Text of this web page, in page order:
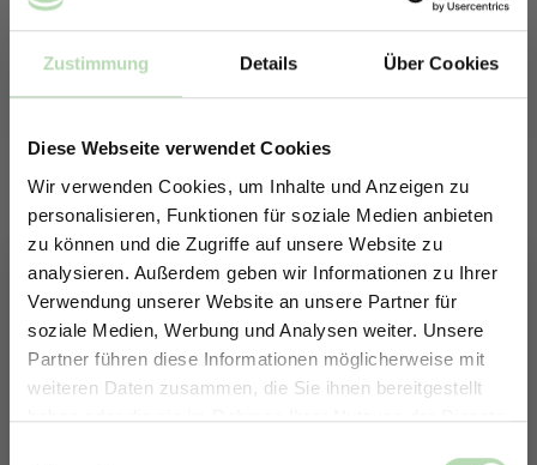
Zustimmung Details Über Cookies
Diese Webseite verwendet Cookies
Wir verwenden Cookies, um Inhalte und Anzeigen zu
personalisieren, Funktionen für soziale Medien anbieten
zu können und die Zugriffe auf unsere Website zu
analysieren. Außerdem geben wir Informationen zu Ihrer
Verwendung unserer Website an unsere Partner für
soziale Medien, Werbung und Analysen weiter. Unsere
Partner führen diese Informationen möglicherweise mit
weiteren Daten zusammen, die Sie ihnen bereitgestellt
haben oder die sie im Rahmen Ihrer Nutzung der Dienste
1435476709
ERHALTE 5% RABATT AUF
DEINE RÜCKWÄNDE